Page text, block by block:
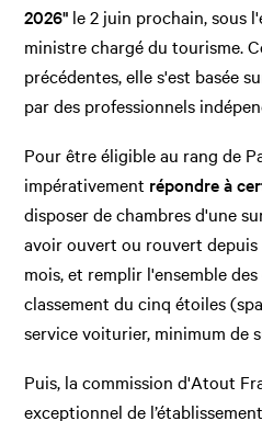
2026" le 2 juin prochain, sous
ministre chargé du tourisme.
précédentes, elle s'est basée
par des professionnels
Pour être éligible au rang de
impérativement répondre à
disposer de chambres d'une
avoir ouvert ou rouvert depuis
mois, et remplir l'ensemble
classement du cinq étoiles
service voiturier, minimum de
Puis, la commission d'Atout
exceptionnel de